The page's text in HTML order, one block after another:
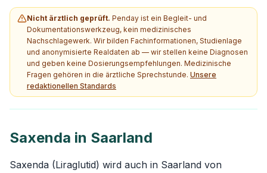
Nicht ärztlich geprüft. Penday ist ein Begleit- und
Dokumentationswerkzeug, kein medizinisches
Nachschlagewerk. Wir bilden Fachinformationen, Studienlage
und anonymisierte Realdaten ab — wir stellen keine Diagnosen
und geben keine Dosierungsempfehlungen. Medizinische
Fragen gehören in die ärztliche Sprechstunde. Unsere
redaktionellen Standards
Saxenda in Saarland
Saxenda (Liraglutid) wird auch in Saarland von